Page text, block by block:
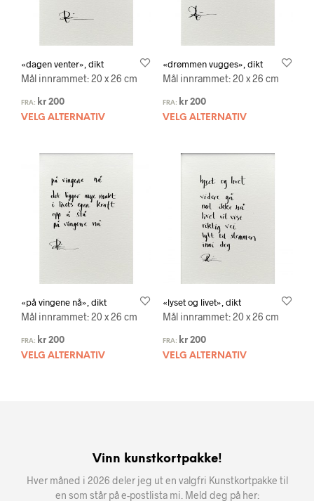
«dagen venter», dikt
Mål innrammet: 20 x 26 cm
FRA: kr 200
VELG ALTERNATIV
«drømmen vugges», dikt
Mål innrammet: 20 x 26 cm
FRA: kr200
VELG ALTERNATIV
«på vingene nå», dikt
Mål innrammet: 20 x 26 cm
FRA: kr 200
VELG ALTERNATIV
«lyset og livet», dikt
Mål innrammet: 20 x 26 cm
FRA: kr200
VELG ALTERNATIV
Vinn kunstkortpakke!
Hver måned i 2026 deler jeg ut en valgfri Kunstkortpakke til
en som står på e-postlista mi. Meld deg på her: